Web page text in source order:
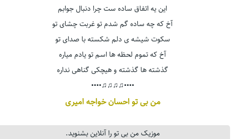
این یه اتفاق ساده ست چرا دنبال جوابم
آخ که چه ساده گم شدم تو غربت چشای تو
سکوت شیشه ی دلم شکسته با صدای تو
آخ که تموم لحظه ها اسم تو یادم میاره
گذشته ها گذشته و هیچکی گناهی نداره
••••♫♫♫♫••••
من بی تو احسان خواجه امیری
موزیک من بی تو را آنلاین بشنوید.